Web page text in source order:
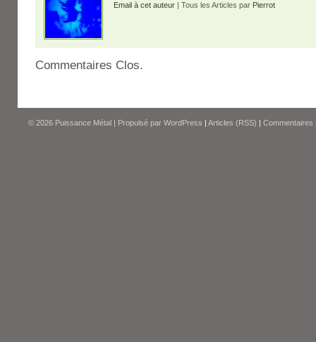
Email à cet auteur | Tous les Articles par Pierrot
Commentaires Clos.
© 2026 Puissance Métal | Propulsé par WordPress | Articles (RSS) | Commentaires